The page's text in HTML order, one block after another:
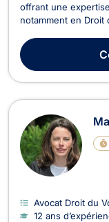
offrant une
notamment en Droit
créance. Maître
humaine, fiable et
Avocat Droit du
12 ans